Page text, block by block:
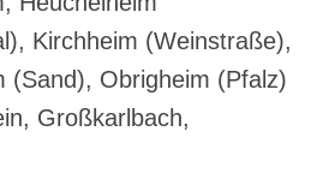
Kirchheim (Weinstraße),
(Sand), Obrigheim (Pfalz)
Großkarlbach,